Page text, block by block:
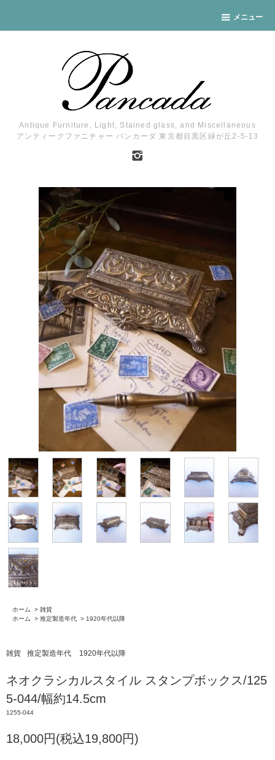
メニュー
Antique Furniture, Light, Stained glass, and Miscellaneous
アンティークファニチャー パンカーダ 東京都目黒区緑が丘2-5-13
ホーム > 雑貨
ホーム
> 推定製造年代 > 1920年代以降
雑貨 推定製造年代 1920年代以降
ネオクラシカルスタイル スタンプボックス/125
5-044/幅約14.5cm
1255-044
18,000円(税込19,800円)